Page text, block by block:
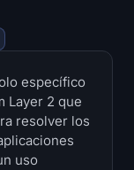
específico
Layer 2 que
resolver los
uso